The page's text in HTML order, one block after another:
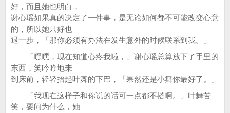
好，而且她也明白，
谢心瑶如果真的决定了一件事，是无论如何都不可能改变心意
的，所以她只好也
退一步，「那你必须有办法在发生意外的时候联系到我。」
「嘿嘿，现在知道心疼我啦，」谢心瑶总算放下了手里的
东西，笑吟吟地来
到床前，轻轻抬起叶舞的下巴，「果然还是小舞你最好了。」
「我现在这样子和你说的话可一点都不搭啊。」叶舞苦
笑，要问为什么，她